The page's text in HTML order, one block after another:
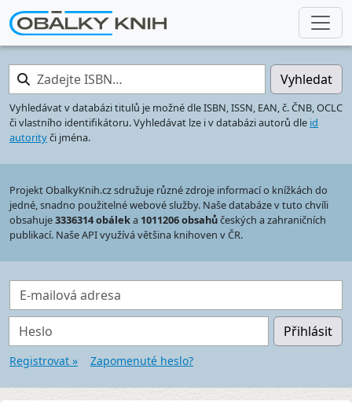
Zadejte ISBN… Vyhledat
Vyhledávat v databázi titulů je možné dle ISBN, ISSN, EAN, č. ČNB, OCLC
či vlastního identifikátoru. Vyhledávat lze i v databázi autorů dle id
autorityči jména.
Projekt ObalkyKnih.cz sdružuje různé zdroje informací o knížkách do
jedné, snadno použitelné webové služby. Naše databáze v tuto chvíli
obsahuje3336314 obáleka 1011206 obsahůčeských a zahraničních
publikací. Naše API využívá většina knihoven v ČR.
E-mailová adresa
Heslo Přihlásit
Registrovat » Zapomenuté heslo?